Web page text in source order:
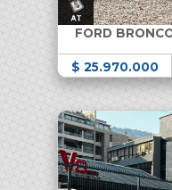
FORD
$ 25.970.000